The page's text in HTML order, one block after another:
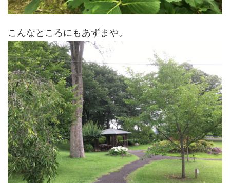
こんなところにもあずまや。